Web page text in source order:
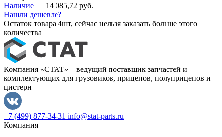
Наличие
14 085,72 руб.
Нашли дешевле?
Остаток товара 4шт, сейчас нельзя заказать больше этого
количества
Компания «СТАТ» – ведущий поставщик запчастей и
комплектующих для грузовиков, прицепов, полуприцепов и
цистерн
+7 (499) 877-34-31 info@stat-parts.ru
Компания